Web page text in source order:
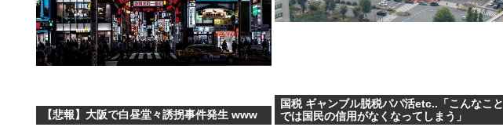
【悲報】大阪で白昼堂々誘拐事件発生 www
国税 ギャンブル脱税パパ活etc..「こんなこと
では国民の信用がなくなってしまう」